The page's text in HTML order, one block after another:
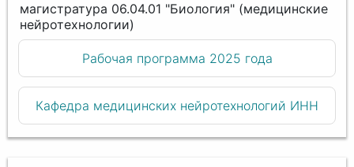
магистратура 06.04.01 "Биология" (медицинские
нейротехнологии)
Рабочая программа 2025 года
Кафедра медицинских нейротехнологий ИНН